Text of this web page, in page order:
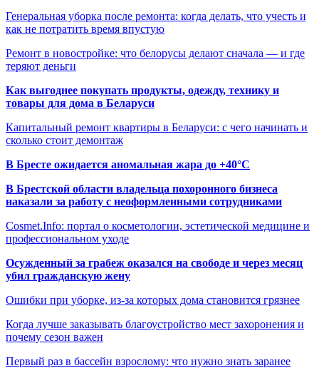
Генеральная уборка после ремонта: когда делать, что учесть и
как не потратить время впустую
Ремонт в новостройке: что белорусы делают сначала — и где
теряют деньги
Как выгоднее покупать продукты, одежду, технику и
товары для дома в Беларуси
Капитальный ремонт квартиры в Беларуси: с чего начинать и
сколько стоит демонтаж
В Бресте ожидается аномальная жара до +40°C
В Брестской области владельца похоронного бизнеса
наказали за работу с неоформленными сотрудниками
Cosmet.Info: портал о косметологии, эстетической медицине и
профессиональном уходе
Осужденный за грабеж оказался на свободе и через месяц
убил гражданскую жену
Ошибки при уборке, из-за которых дома становится грязнее
Когда лучше заказывать благоустройство мест захоронения и
почему сезон важен
Первый раз в бассейн взрослому: что нужно знать заранее